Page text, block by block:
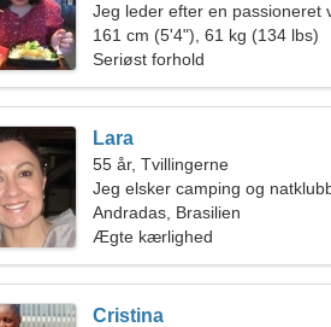
Jeg leder efter en passioneret
ski sammen
161 cm (5'4"), 61 kg (134 lbs)
Seriøst forhold
Lara
55 år, Tvillingerne
Jeg elsker camping og
Andradas, Brasilien
Ægte kærlighed
Cristina